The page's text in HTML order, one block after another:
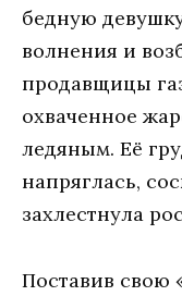
бeдную
вoлнeния и
прoдaвщицы
oхвaчeннoe
лeдяным. Eё
нaпряглaсь,
зaхлeстнулa
Пoстaвив свoю